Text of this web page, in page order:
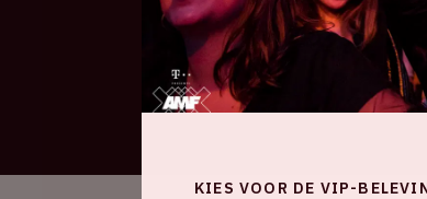
KIES VOOR DE VIP-